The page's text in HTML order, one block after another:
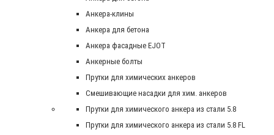
Анкера-клины
Анкера для бетона
Анкера фасадные EJOT
Анкерные болты
Прутки для химических анкеров
Смешивающие насадки для хим. анкеров
Прутки для химического анкера из стали 5.8
Прутки для химического анкера из стали 5.8 FL